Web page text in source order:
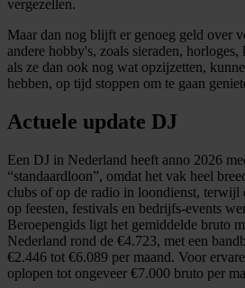
vergezellen.
Maar dan nog blijft er genoeg geld over
andere hobby's, zoals sieraden,
als ze dan ook nog wat opzijzetten,
hebben, op tijd stoppen om te gaan
Actuele update DJ
Een DJ in Nederland heeft anno 2026
“standaardloon”, omdat het vak heel
clubs of op de radio in loondienst, terwijl
op feesten, festivals en bedrijfs-events
Beroepengids ligt het gemiddelde bruto
Nederland rond de €4.723, met een
€2.446 tot €6.089 per maand. Voor
oplopen tot ongeveer €7.000 bruto per